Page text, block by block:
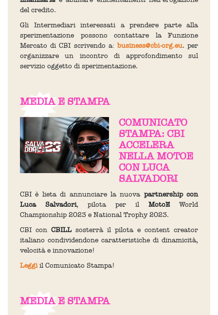
del credito.
Gli Intermediari interessati a prendere parte alla
sperimentazione possono contattare la Funzione
Mercato di CBI scrivendo a:business@cbi-org.eu. per
organizzare un incontro di approfondimento sul
servizio oggetto di sperimentazione.
MEDIA E STAMPA
COMUNICATO
STAMPA: CBI
ACCELERA
NELLA MOTOE
CON LUCA
SALVADORI
CBI è lieta di annunciare la nuova partnership con
Luca Salvadori, pilota per il MotoE World
Championship 2023 e National Trophy 2023.
CBI con CBILL sosterrà il pilota e content creator
italiano condividendone caratteristiche di dinamicità,
velocità e innovazione!
Leggiil Comunicato Stampa!
MEDIA E STAMPA